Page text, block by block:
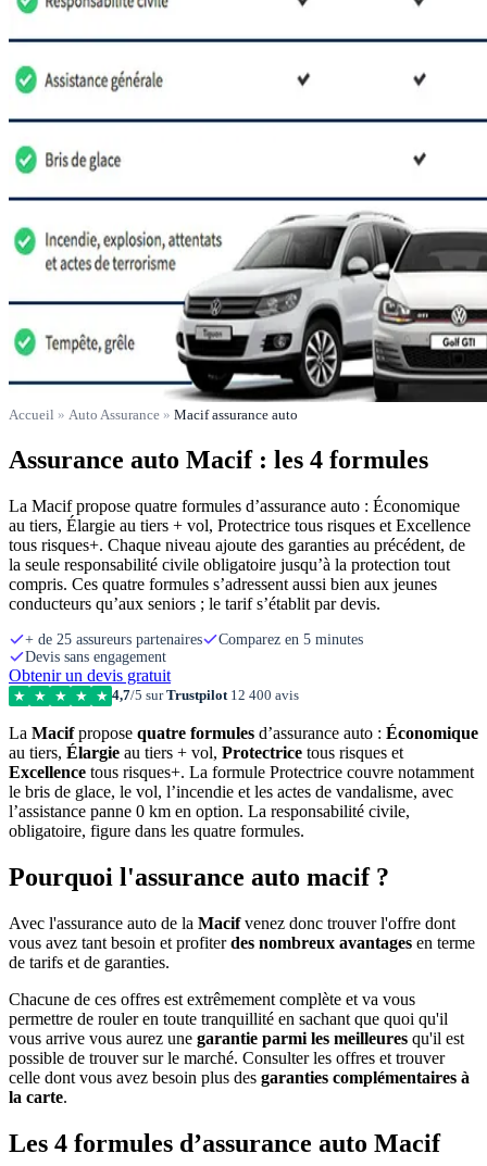
Accueil » Auto Assurance » Macif assurance auto
Assurance auto Macif : les 4 formules
La Macif propose quatre formules d’assurance auto : Économique
au tiers, Élargie au tiers + vol, Protectrice tous risques et Excellence
tous risques+. Chaque niveau ajoute des garanties au précédent, de
la seule responsabilité civile obligatoire jusqu’à la protection tout
compris. Ces quatre formules s’adressent aussi bien aux jeunes
conducteurs qu’aux seniors ; le tarif s’établit par devis.
+ de 25 assureurs partenaires
Comparez en 5 minutes
Devis sans engagement
Obtenir un devis gratuit
★ ★ ★ ★ ★ 4,7/5 surTrustpilot12 400 avis
La Macifpropose quatre formules d’assurance auto : Économique
au tiers, Élargie au tiers + vol, Protectrice tous risques et
Excellence tous risques+. La formule Protectrice couvre notamment
le bris de glace, le vol, l’incendie et les actes de vandalisme, avec
l’assistance panne 0 km en option. La responsabilité civile,
obligatoire, figure dans les quatre formules.
Pourquoi l'assurance auto macif ?
Avec l'assurance auto de la Macifvenez donc trouver l'offre dont
vous avez tant besoin et profiterdes nombreux avantages en terme
de tarifs et de garanties.
Chacune de ces offres est extrêmement complète et va vous
permettre de rouler en toute tranquillité en sachant que quoi qu'il
vous arrive vous aurez une garantie parmi les meilleures qu'il est
possible de trouver sur le marché. Consulter les offres et trouver
celle dont vous avez besoin plus des garanties complémentaires à
la carte.
Les 4 formules d’assurance auto Macif